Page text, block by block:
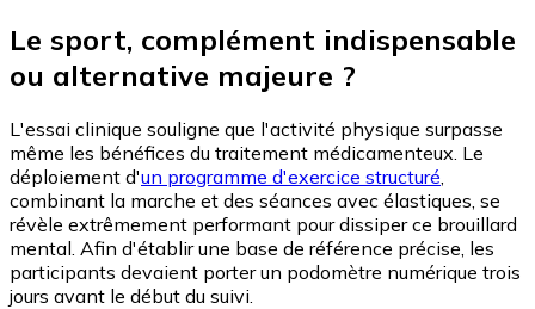
Le sport, complément indispensable
ou alternative majeure ?
L'essai clinique souligne que l'activité physique surpasse
même les bénéfices du traitement médicamenteux. Le
déploiement d'un programme d'exercice structuré
combinant la marche et des séances avec élastiques, se
révèle extrêmement performant pour dissiper ce brouillard
mental. Afin d'établir une base de référence précise, les
participants devaient porter un podomètre numérique trois
jours avant le début du suivi.